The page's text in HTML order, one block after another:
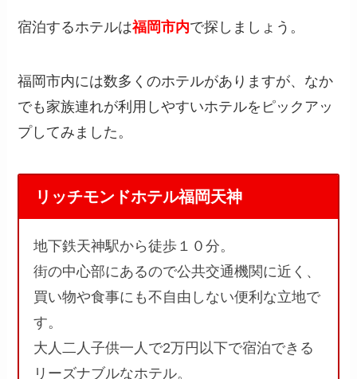
宿泊するホテルは福岡市内で探しましょう。
福岡市内には数多くのホテルがありますが、なか
でも家族連れが利用しやすいホテルをピックアッ
プしてみました。
リッチモンドホテル福岡天神
地下鉄天神駅から徒歩１０分。
街の中心部にあるので公共交通機関に近く、
買い物や食事にも不自由しない便利な立地で
す。
大人二人子供一人で2万円以下で宿泊できる
リーズナブルなホテル。